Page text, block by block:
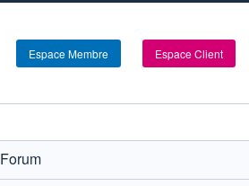
Espace Membre Espace Client
Forum